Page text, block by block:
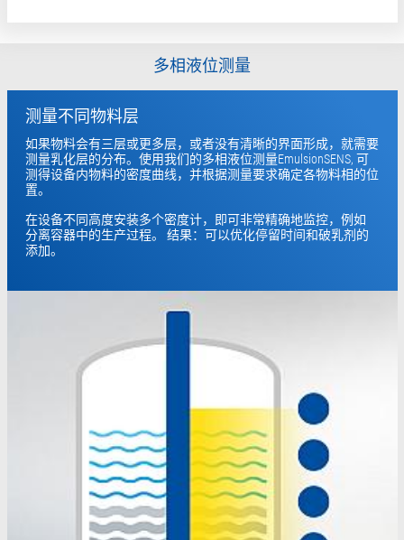
多相液位测量
测量不同物料层
如果物料会有三层或更多层，或者没有清晰的界面形成，就需要
测量乳化层的分布。使用我们的多相液位测量EmulsionSENS, 可
测得设备内物料的密度曲线，并根据测量要求确定各物料相的位
置。
在设备不同高度安装多个密度计，即可非常精确地监控，例如
分离容器中的生产过程。 结果：可以优化停留时间和破乳剂的
添加。